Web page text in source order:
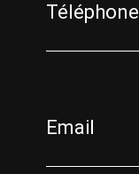
Téléphone
Email